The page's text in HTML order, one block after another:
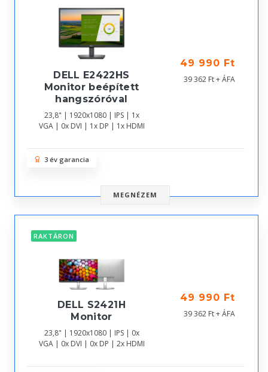
DELL E2422HS
Monitor beépített
hangszóróval
23,8" | 1920x1080 | IPS | 1x
VGA | 0x DVI | 1x DP | 1x HDMI
49 990 Ft
39 362 Ft + ÁFA
3 év garancia
MEGNÉZEM
RAKTÁRON
DELL S2421H
Monitor
23,8" | 1920x1080 | IPS | 0x
VGA | 0x DVI | 0x DP | 2x HDMI
49 990 Ft
39 362 Ft + ÁFA